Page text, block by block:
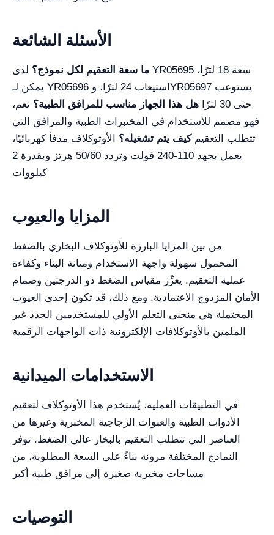
الأسئلة الشائعة
ما سعة التعقيم لكل نموذج؟ لدى YR05695 سعة 18 لترًا،
يمكن لـ YR05696 استيعاب 24 لترًا، وYR05697 يستوعب
حتى 30 لترًا
هل هذا الجهاز مناسب للمرافق الطبية؟ نعم،
فهو مصمم للاستخدام في المختبرات الطبية والمرافق التي
تتطلب التعقيمكيف يتم تشغيله؟ الأوتوكلاف مدفأ كهربائيًا،
يعمل بجهد 110-240 فولت وتردد 50/60 هرتز وبقدرة 2
كيلووات
المزايا والعيوب
من بين المزايا البارزة للأوتوكلاف البخاري بالضغط
المحمول سهولة واجهة الاستخدام ومتانة البناء وكفاءة
عملية التعقيم. يعزِّز مقياس الضغط ذو الدرجتين وصمام
الأمان المزدوج الاعتمادية. ومع ذلك، قد تكون إحدى العيوب
المحتملة هي منحنى التعلم الأولي للمستخدمين الجدد غير
الملمين بالأوتوكلافات الإلكترونية ذات الواجهات الرقمية
الاستخدامات الميدانية
في التطبيقات العملية، يُستخدم هذا الأوتوكلاف لتعقيم
الأدوات الطبية والعبوات الزجاجية المخبرية وغيرها من
العناصر التي تتطلب التعقيم بالبخار عالي الضغط. توفر
النماذج المختلفة مرونة بناءً على السعة المطلوبة، من
مساحات مخبرية صغيرة إلى مرافق طبية أكبر
التوصيات